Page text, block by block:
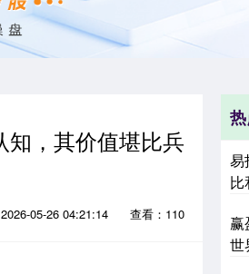
，其价值堪比兵
05-26 04:21:14 查看：110
易
比
赢
世